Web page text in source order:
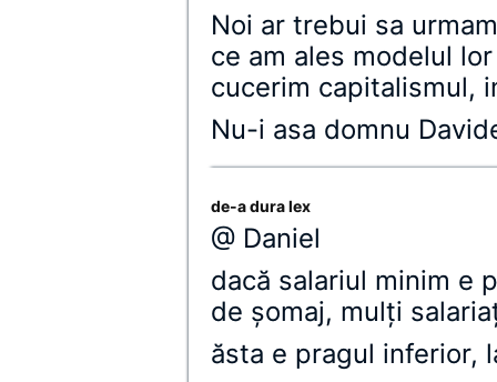
Noi ar trebui sa
ce am ales modelul
cucerim capitalismul,
Nu-i asa domnu
de-a dura lex
@ Daniel
dacă salariul minim e
de şomaj, mulţi
ăsta e pragul inferior,